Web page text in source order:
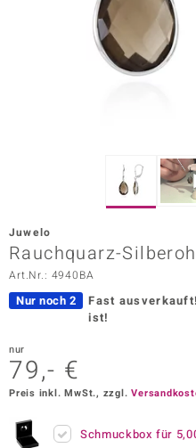
Vogue
Juwelo
Rauchquarz-
Art.Nr.: 4940BA
Nur noch 2 Fast ausverkauft!
ist!
nur
79,- €
Preis inkl. MwSt., zzgl.
Schmuckbox für